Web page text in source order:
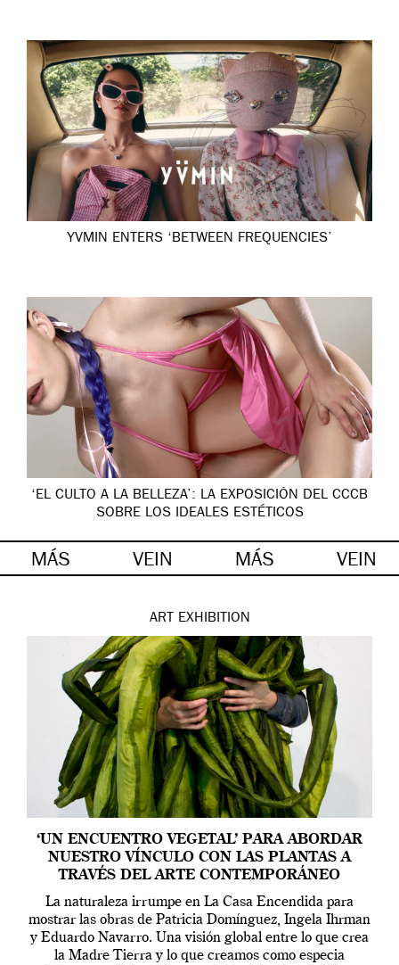
YVMIN ENTERS ‘BETWEEN FREQUENCIES’
‘EL CULTO A LA BELLEZA’: LA EXPOSICIÓN DEL CCCB
SOBRE LOS IDEALES ESTÉTICOS
MÁS VEIN MÁS VEIN
ART EXHIBITION
‘UN ENCUENTRO VEGETAL’ PARA ABORDAR
NUESTRO VÍNCULO CON LAS PLANTAS A
TRAVÉS DEL ARTE CONTEMPORÁNEO
La naturaleza irrumpe en La Casa Encendida para
mostrar las obras de Patricia Domínguez, Ingela Ihrman
y Eduardo Navarro. Una visión global entre lo que crea
la Madre Tierra y lo que creamos como especia